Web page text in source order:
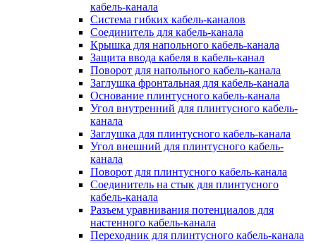
кабель-канала
Система гибких кабель-каналов
Соединитель для кабель-канала
Крышка для напольного кабель-канала
Защита ввода кабеля в кабель-канал
Поворот для напольного кабель-канала
Заглушка фронтальная для кабель-канала
Основание плинтусного кабель-канала
Угол внутренний для плинтусного кабель-
канала
Заглушка для плинтусного кабель-канала
Угол внешний для плинтусного кабель-
канала
Поворот для плинтусного кабель-канала
Соединитель на стык для плинтусного
кабель-канала
Разъем уравнивания потенциалов для
настенного кабель-канала
Переходник для плинтусного кабель-канала